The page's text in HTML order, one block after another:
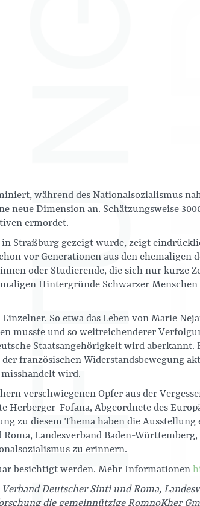
während des Nationalsozialismus
neue Dimension an. Schätzungsweise
ermordet.
Straßburg gezeigt wurde, zeigt
vor Generationen aus den ehemaligen
oder Studierende, die sich nur kurze
Hintergründe Schwarzer Menschen
So etwa das Leben von Marie
musste und so weitreichenderer
Staatsangehörigkeit wird aberkannt.
französischen Widerstandsbewegung
wird.
verschwiegenen Opfer aus der
Fofana, Abgeordnete des
zu diesem Thema haben die
Landesverband Baden-
zu erinnern.
besichtigt werden. Mehr Informationen
Deutscher Sinti und Roma,
die gemeinnützige RomnoKher